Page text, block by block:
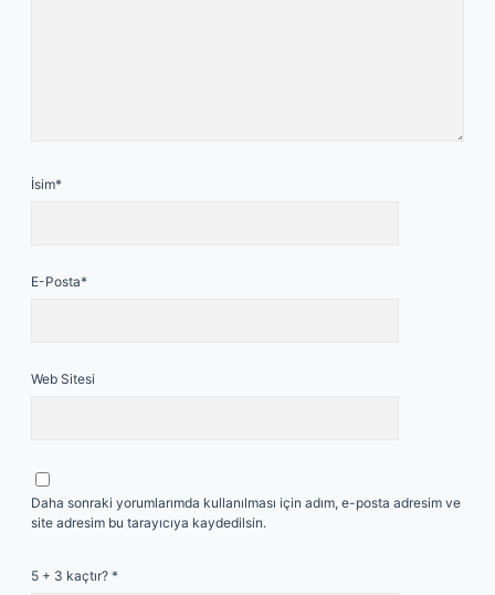
İsim*
E-Posta*
Web Sitesi
Daha sonraki yorumlarımda kullanılması için adım, e-posta adresim ve
site adresim bu tarayıcıya kaydedilsin.
5 + 3 kaçtır? *